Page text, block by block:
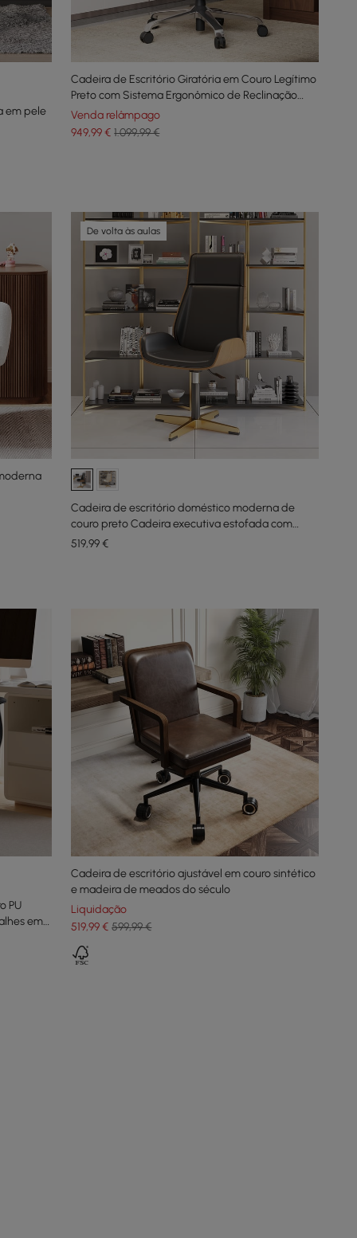
em pele
Cadeira de Escritório Giratória em Couro Legítimo
Preto com Sistema Ergonômico de Reclinação
Sincronizada
Venda relâmpago
949,99€ 1.099,99 €
De volta às aulas
Cadeira de escritório doméstico moderna de
couro preto Cadeira executiva estofada com
encosto alto
519,99€
PU
em
Cadeira de escritório ajustável em couro sintético
e madeira de meados do século
Liquidação
519,99€ 599,99 €